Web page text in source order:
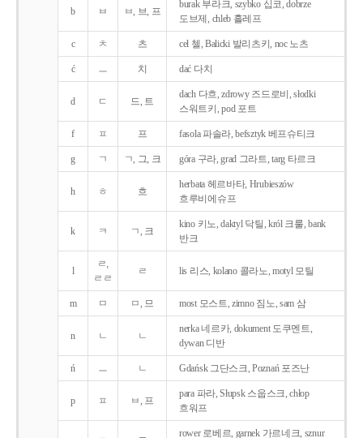
b ㅂ ㅂ, 브, 프
burak 부라크, szybko 십코, dobrze
도브제, chleb 흘레프
c ㅊ 츠 cel 첼, Balicki 발리츠키, noc 노츠
ć ㅡ 치 dać 다치
d ㄷ 드, 트
dach 다흐, zdrowy 즈드로비, słodki
스워트키, pod 포트
f ㅍ 프 fasola 파솔라, befsztyk 베프슈티크
g ㄱ ㄱ, 그, 크 góra 구라, grad 그라트, targ 타르크
h ㅎ 흐
herbata 헤르바타, Hrubieszów
흐루비에슈프
k ㅋ ㄱ, 크
kino 키노, daktyl 닥틸, król 크룰, bank
반크
l
ㄹ,
ㄹㄹ
ㄹ lis 리스, kolano 콜라노, motyl 모틸
m ㅁ ㅁ, 므 most 모스트, zimno 짐노, sam 삼
n ㄴ ㄴ
nerka 네르카, dokument 도쿠멘트,
dywan 디반
ń ㅡ ㄴ Gdańsk 그단스크, Poznań 포즈난
p ㅍ ㅂ, 프
para 파라, Słupsk 스웁스크, chłop
흐워프
rower 로베르, garnek 가르네크, sznur